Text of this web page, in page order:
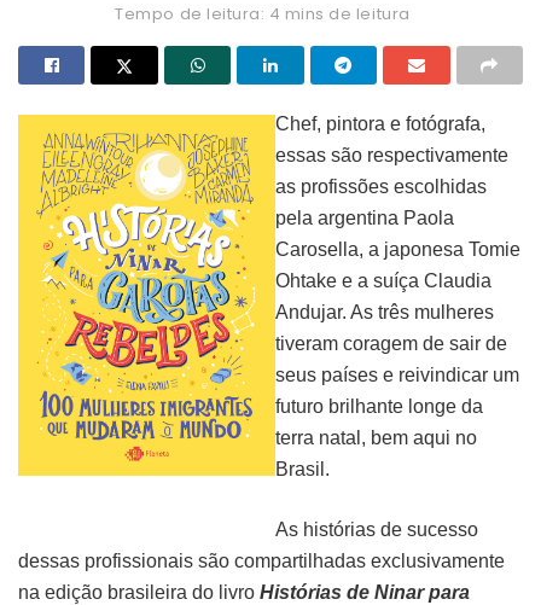
Tempo de leitura: 4 mins de leitura
Chef, pintora e fotógrafa,
essas são respectivamente
as profissões escolhidas
pela argentina Paola
Carosella, a japonesa Tomie
Ohtake e a suíça Claudia
Andujar. As três mulheres
tiveram coragem de sair de
seus países e reivindicar um
futuro brilhante longe da
terra natal, bem aqui no
Brasil.
As histórias de sucesso
dessas profissionais são compartilhadas exclusivamente
na edição brasileira do livro Histórias de Ninar para